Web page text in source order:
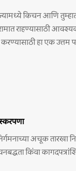
किचन आणि
राहण्यासाठी
हा एक उत्तम
अचूक तारखा
किंवा